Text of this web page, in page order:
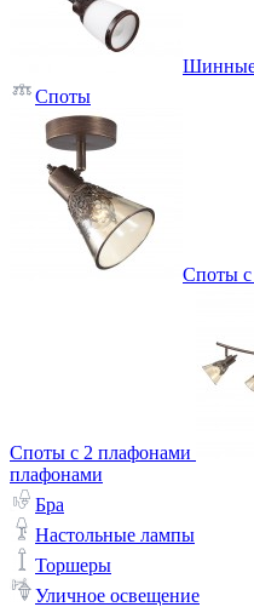
Шинные
Споты
Споты
Споты с 2 плафонами
плафонами
Бра
Настольные лампы
Торшеры
Уличное освещение